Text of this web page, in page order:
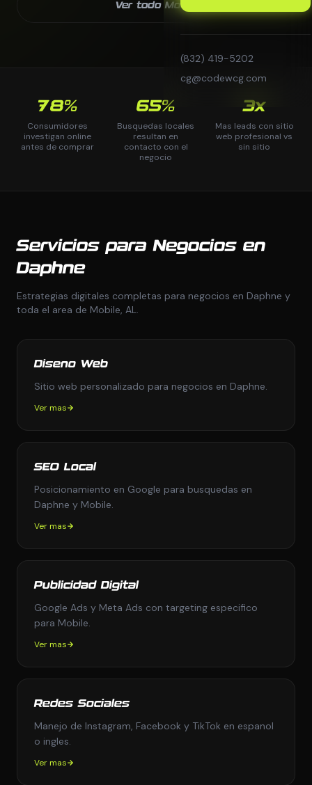
(832) 419-5202
cg@codewcg.com
Ver todo Mobile
78%
Consumidores
investigan online
antes de comprar
65%
Busquedas locales
resultan en
contacto con el
negocio
3x
Mas leads con sitio
web profesional vs
sin sitio
Servicios para Negocios en
Daphne
Estrategias digitales completas para negocios en Daphne y
toda el area de Mobile, AL.
Diseno Web
Sitio web personalizado para negocios en Daphne.
Ver mas
SEO Local
Posicionamiento en Google para busquedas en
Daphne y Mobile.
Ver mas
Publicidad Digital
Google Ads y Meta Ads con targeting especifico
para Mobile.
Ver mas
Redes Sociales
Manejo de Instagram, Facebook y TikTok en espanol
o ingles.
Ver mas